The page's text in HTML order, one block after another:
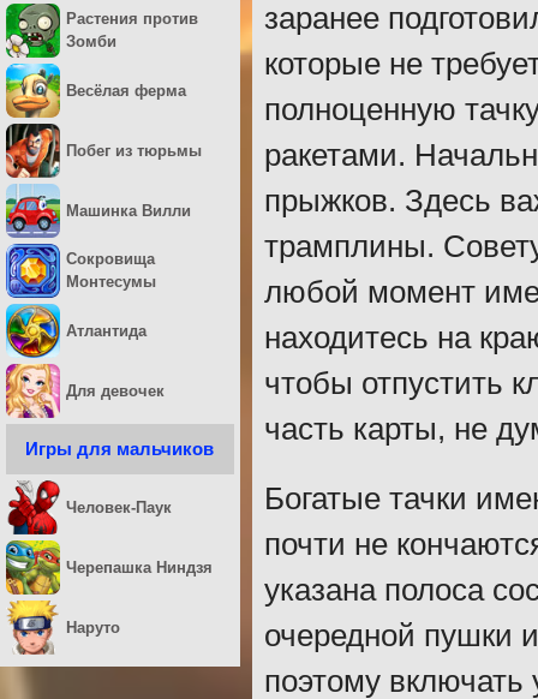
заранее
которые не
полноценную
ракетами.
прыжков. Здесь
трамплины.
любой момент
находитесь на
чтобы отпустить
часть карты, не
Богатые тачки
почти не
указана полоса
очередной пушки
поэтому
Растения против
Зомби
Весёлая ферма
Побег из тюрьмы
Машинка Вилли
Сокровища
Монтесумы
Атлантида
Для девочек
Игры для мальчиков
Человек-Паук
Черепашка Ниндзя
Наруто